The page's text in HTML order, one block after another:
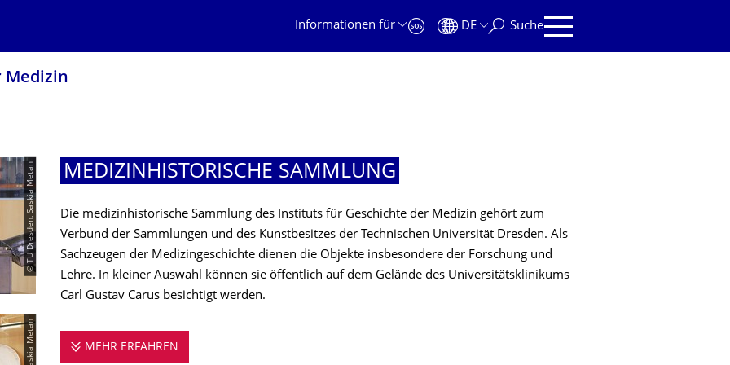
Informationen für
DE Suche
Medizin
© TU Dresden, Saskia Metan
MEDIZINHISTORI­SCHE SAMMLUNG
Die medizinhistorische Sammlung des Instituts für Geschichte der Medizin gehört zum
Verbund der Sammlungen und des Kunstbesitzes der Technischen Universität Dresden. Als
Sachzeugen der Medizingeschichte dienen die Objekte insbesondere der Forschung und
Lehre. In kleiner Auswahl können sie öffentlich auf dem Gelände des Universitätsklinikums
Carl Gustav Carus besichtigt werden.
MEHR ERFAHREN